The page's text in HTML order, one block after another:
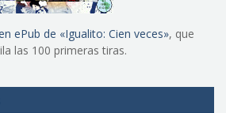
ePub de «Igualito: Cien veces», que
las 100 primeras tiras.